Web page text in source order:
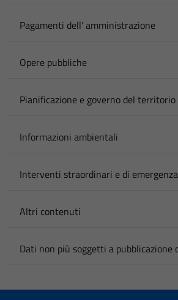
Pagamenti dell' amministrazione
Opere pubbliche
Pianificazione e governo del territorio
Informazioni ambientali
Interventi straordinari e di emergenza
Altri contenuti
Dati non più soggetti a pubblicazione